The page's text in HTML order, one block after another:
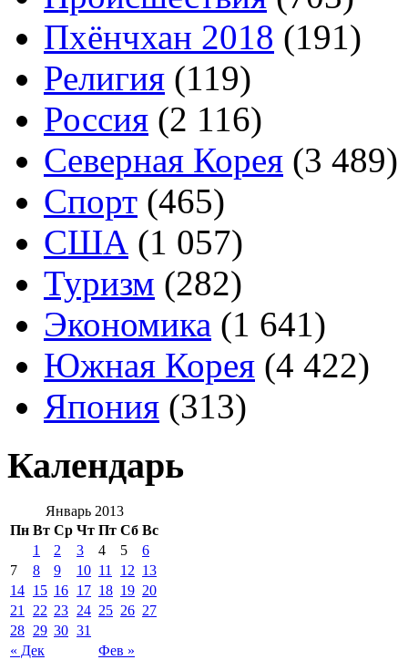
Пхёнчхан 2018 (191)
Религия (119)
Россия (2 116)
Северная Корея (3 489)
Спорт (465)
США (1 057)
Туризм (282)
Экономика (1 641)
Южная Корея (4 422)
Япония (313)
Календарь
Январь 2013
Пн Вт Ср Чт Пт Сб Вс
« Дек Фев »
1 2 3 4 5
6
7
8 9 10 11 12 13
14 15 16 17 18 19 20
21 22 23 24 25 26 27
28 29 30 31